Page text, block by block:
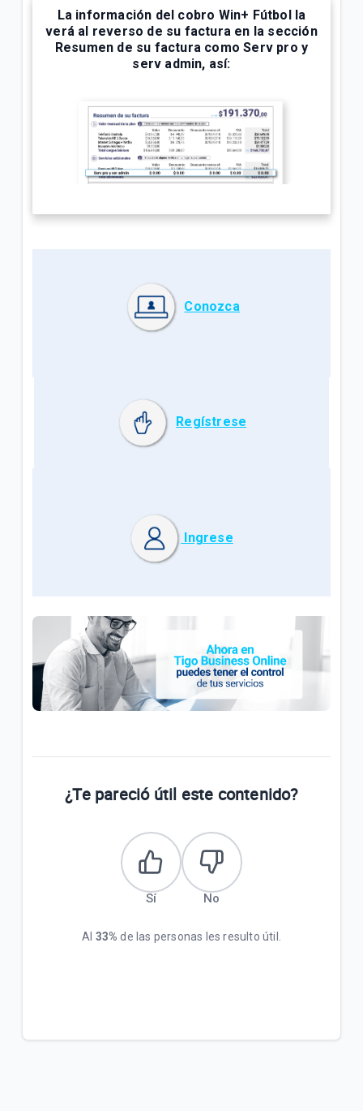
¿Cuál es el número de cuenta de la factura Tigo? |
Empresas
¿Cómo hacer reposición de SIM en Tigo Business
Online? | Empresas
VER MÁS
La información del cobro Win+ Fútbol la
verá al reverso de su factura en la sección
Resumen de su factura comoServ pro y
serv admin, así:
Conozca
Regístrese
Ingrese
¿Te pareció útil este contenido?
Sí No
Al 33% de las personas les resulto útil.